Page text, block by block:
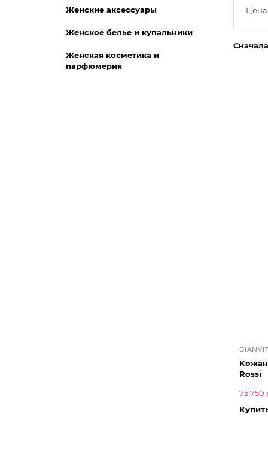
Цена
Rossi
75 750
Женские аксессуары
Женское белье и купальники
Женская косметика и
парфюмерия